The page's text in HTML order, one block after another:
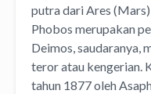
putra dari Ares
Phobos merupakan
Deimos, saudaranya,
teror atau kengerian.
tahun 1877 oleh